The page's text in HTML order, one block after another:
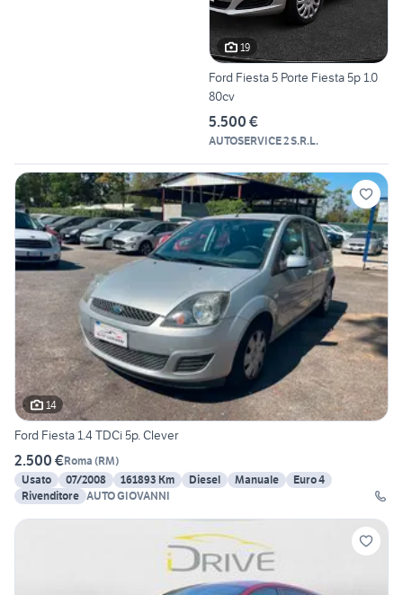
19
Ford Fiesta 5 Porte Fiesta 5p 1.0
80cv
5.500 €
AUTOSERVICE 2 S.R.L.
14
Ford Fiesta 1.4 TDCi 5p. Clever
2.500 €Roma (RM)
Usato
07/2008 161893 Km Diesel Manuale
Euro 4
Rivenditore AUTO GIOVANNI